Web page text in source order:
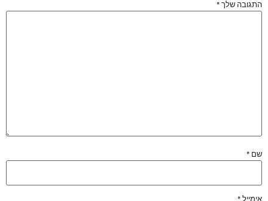
התגובה שלך *
שם *
אימייל *